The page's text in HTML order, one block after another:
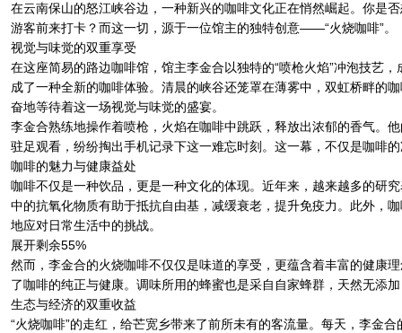
在云南保山的怒江峡谷边，一种新兴的咖啡文化正在悄然崛起。你是
游客前来打卡？而这一切，源于一位馆主的独特创意——“火烧咖啡”。
视觉与味觉的双重享受
在这座简易的路边咖啡馆，馆主李金合以独特的“喷枪火焰”冲泡技艺
成了一种全新的咖啡体验。清晨的峡谷还笼罩在薄雾中，双虹桥畔的
奋地等待着这一场视觉与味觉的盛宴。
李金合熟练地操作着喷枪，火焰在咖啡中跳跃，释放出浓郁的香气。
驻足观看，纷纷掏出手机记录下这一难忘时刻。这一幕，不仅是咖啡
咖啡的魅力与健康益处
咖啡不仅是一种饮品，更是一种文化的体现。近年来，越来越多的研
中的抗氧化物质有助于抵抗自由基，减缓衰老，提升免疫力。此外，
地应对日常生活中的挑战。
展开剩余55%
然而，李金合的火烧咖啡不仅仅是味道的享受，更蕴含着丰富的健康
了咖啡的纯正与健康。调味所用的蜂蜜也是采自自家蜂群，天然无添
生态与经济的双重收益
“火烧咖啡”的走红，给芒宽乡带来了前所未有的客流量。每天，李金